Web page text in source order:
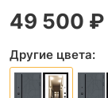
49 500 ₽
Другие цвета: